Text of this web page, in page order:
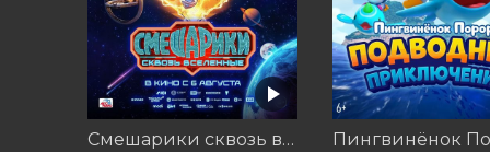
Смешарики сквозь вселенные